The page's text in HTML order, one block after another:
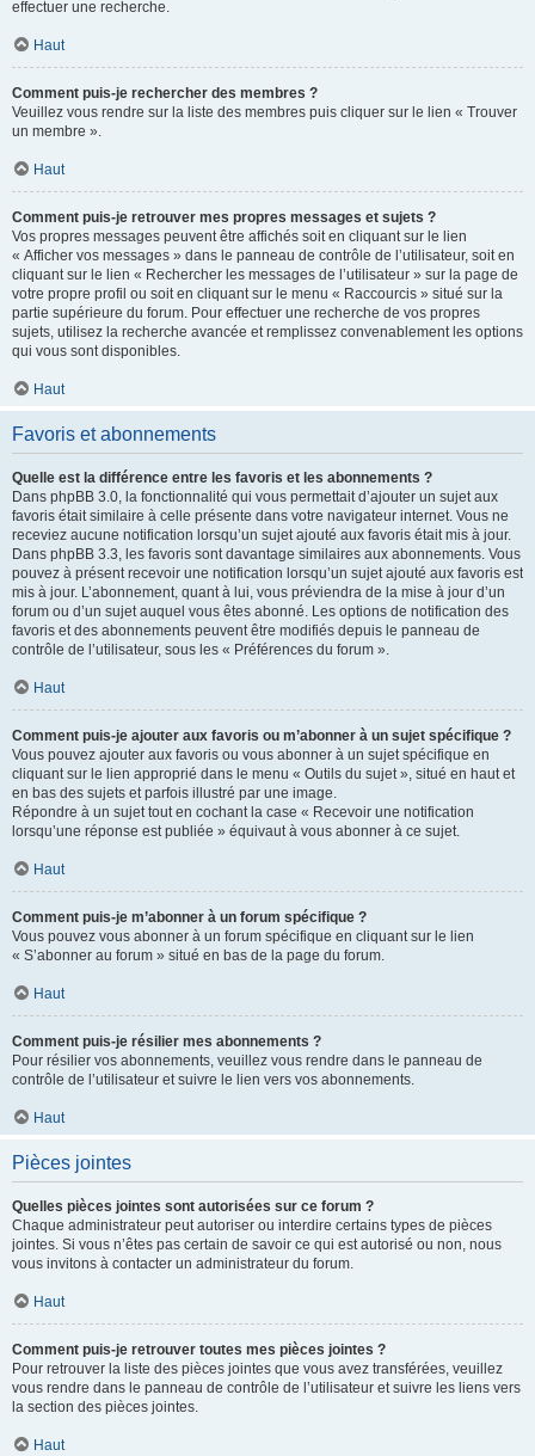
effectuer une recherche.
Haut
Comment puis-je rechercher des membres ?
Veuillez vous rendre sur la liste des membres puis cliquer sur le lien « Trouver
un membre ».
Haut
Comment puis-je retrouver mes propres messages et sujets ?
Vos propres messages peuvent être affichés soit en cliquant sur le lien
« Afficher vos messages » dans le panneau de contrôle de l’utilisateur, soit en
cliquant sur le lien « Rechercher les messages de l’utilisateur » sur la page de
votre propre profil ou soit en cliquant sur le menu « Raccourcis » situé sur la
partie supérieure du forum. Pour effectuer une recherche de vos propres
sujets, utilisez la recherche avancée et remplissez convenablement les options
qui vous sont disponibles.
Haut
Favoris et abonnements
Quelle est la différence entre les favoris et les abonnements ?
Dans phpBB 3.0, la fonctionnalité qui vous permettait d’ajouter un sujet aux
favoris était similaire à celle présente dans votre navigateur internet. Vous ne
receviez aucune notification lorsqu’un sujet ajouté aux favoris était mis à jour.
Dans phpBB 3.3, les favoris sont davantage similaires aux abonnements. Vous
pouvez à présent recevoir une notification lorsqu’un sujet ajouté aux favoris est
mis à jour. L’abonnement, quant à lui, vous préviendra de la mise à jour d’un
forum ou d’un sujet auquel vous êtes abonné. Les options de notification des
favoris et des abonnements peuvent être modifiés depuis le panneau de
contrôle de l’utilisateur, sous les « Préférences du forum ».
Haut
Comment puis-je ajouter aux favoris ou m’abonner à un sujet spécifique ?
Vous pouvez ajouter aux favoris ou vous abonner à un sujet spécifique en
cliquant sur le lien approprié dans le menu « Outils du sujet », situé en haut et
en bas des sujets et parfois illustré par une image.
Répondre à un sujet tout en cochant la case « Recevoir une notification
lorsqu’une réponse est publiée » équivaut à vous abonner à ce sujet.
Haut
Comment puis-je m’abonner à un forum spécifique ?
Vous pouvez vous abonner à un forum spécifique en cliquant sur le lien
« S’abonner au forum » situé en bas de la page du forum.
Haut
Comment puis-je résilier mes abonnements ?
Pour résilier vos abonnements, veuillez vous rendre dans le panneau de
contrôle de l’utilisateur et suivre le lien vers vos abonnements.
Haut
Pièces jointes
Quelles pièces jointes sont autorisées sur ce forum ?
Chaque administrateur peut autoriser ou interdire certains types de pièces
jointes. Si vous n’êtes pas certain de savoir ce qui est autorisé ou non, nous
vous invitons à contacter un administrateur du forum.
Haut
Comment puis-je retrouver toutes mes pièces jointes ?
Pour retrouver la liste des pièces jointes que vous avez transférées, veuillez
vous rendre dans le panneau de contrôle de l’utilisateur et suivre les liens vers
la section des pièces jointes.
Haut